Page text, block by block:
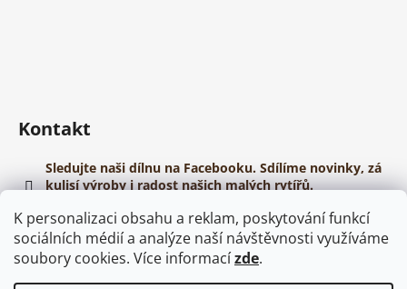
K personalizaci obsahu a reklam, poskytování funkcí
sociálních médií a analýze naší návštěvnosti využíváme
soubory cookies. Více informacízde.
Kontakt
Sledujte naši dílnu na Facebooku. Sdílíme novinky, zá
kulisí výroby i radost našich malých rytířů.